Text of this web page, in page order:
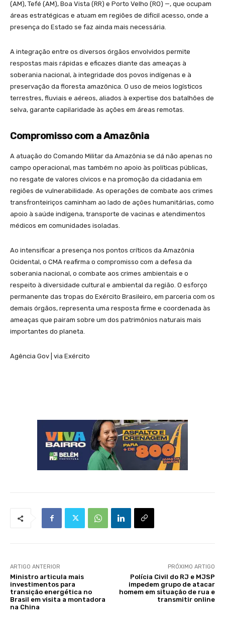
(AM), Tefé (AM), Boa Vista (RR) e Porto Velho (RO) —, que ocupam
áreas estratégicas e atuam em regiões de difícil acesso, onde a
presença do Estado se faz ainda mais necessária.
A integração entre os diversos órgãos envolvidos permite
respostas mais rápidas e eficazes diante das ameaças à
soberania nacional, à integridade dos povos indígenas e à
preservação da floresta amazônica. O uso de meios logísticos
terrestres, fluviais e aéreos, aliados à expertise dos batalhões de
selva, garante capilaridade às ações em áreas remotas.
Compromisso com a Amazônia
A atuação do Comando Militar da Amazônia se dá não apenas no
campo operacional, mas também no apoio às políticas públicas,
no resgate de valores cívicos e na promoção da cidadania em
regiões de vulnerabilidade. As operações de combate aos crimes
transfronteiriços caminham ao lado de ações humanitárias, como
apoio à saúde indígena, transporte de vacinas e atendimentos
médicos em comunidades isoladas.
Ao intensificar a presença nos pontos críticos da Amazônia
Ocidental, o CMA reafirma o compromisso com a defesa da
soberania nacional, o combate aos crimes ambientais e o
respeito à diversidade cultural e ambiental da região. O esforço
permanente das tropas do Exército Brasileiro, em parceria com os
demais órgãos, representa uma resposta firme e coordenada às
ameaças que pairam sobre um dos patrimônios naturais mais
importantes do planeta.
Agência Gov | via Exército
ARTIGO ANTERIOR
Ministro articula mais
investimentos para
transição energética no
Brasil em visita a montadora
na China
PRÓXIMO ARTIGO
Polícia Civil do RJ e MJSP
impedem grupo de atacar
homem em situação de rua e
transmitir online